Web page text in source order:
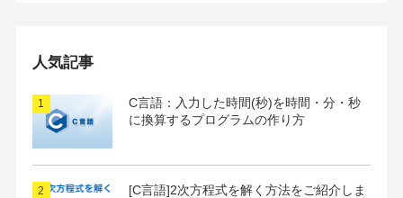
イ
人気記事
C言語：入力した時間(秒)を時間・分・秒
に換算するプログラムの作り方
[C言語]2次方程式を解く方法をご紹介しま